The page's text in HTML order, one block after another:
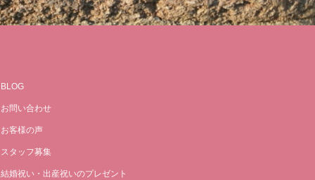
BLOG
お問い合わせ
お客様の声
スタッフ募集
結婚祝い・出産祝いのプレゼント